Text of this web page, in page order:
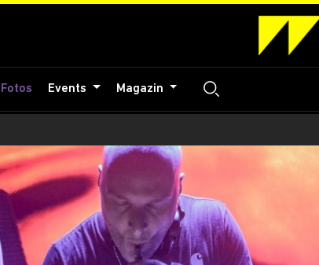
Fotos Events Magazin